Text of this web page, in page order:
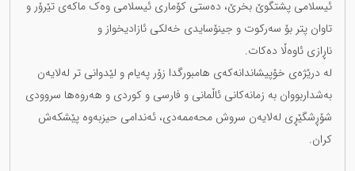
ئیسلامی پشتگوێ بخرێ، دەستی کۆماری ئیسلامی وەک ماکەی تێرۆر و
تاوان پتر بۆ سەرکوت و جینۆسایدی خەلکی ئازادیخواز و
ناڕازی ئاوەڵا دەکات.
لە درێژەی خۆپیشاندانەکەی هامبورگدا زۆر پەیام و لێدوانی تر لەلایەن
بەشداربووان بە زمانەکانی ئاڵمانی و فارسی و کوردی و هەروەها سروودی
شۆڕشگێڕی لەلایەن سروش محەممەدی، ئەندامی حیزبەوە پێشکەش
کران.